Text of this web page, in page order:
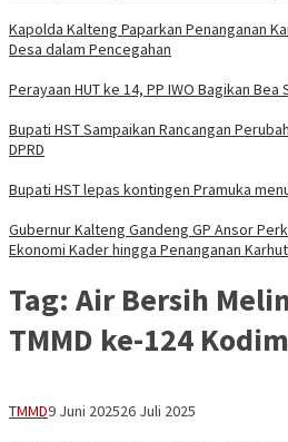
Kapolda Kalteng Paparkan Penanganan
Desa dalam Pencegahan
Perayaan HUT ke 14, PP IWO Bagikan Bea
Bupati HST Sampaikan Rancangan
DPRD
Bupati HST lepas kontingen Pramuka
Gubernur Kalteng Gandeng GP Ansor
Ekonomi Kader hingga Penanganan
Tag: Air Bersih
TMMD ke-124
TMMDadminbrp
9 Juni 202526 Juli 2025